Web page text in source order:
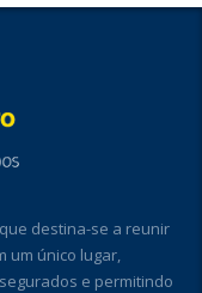
destina-se a reunir
um único lugar,
e permitindo